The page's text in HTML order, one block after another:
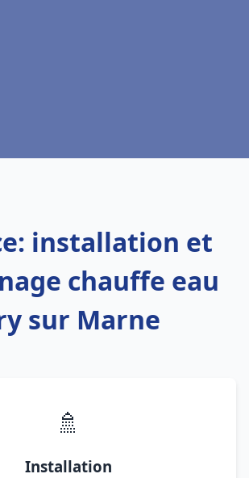
installation et
chauffe eau
sur Marne
🚿
Installation